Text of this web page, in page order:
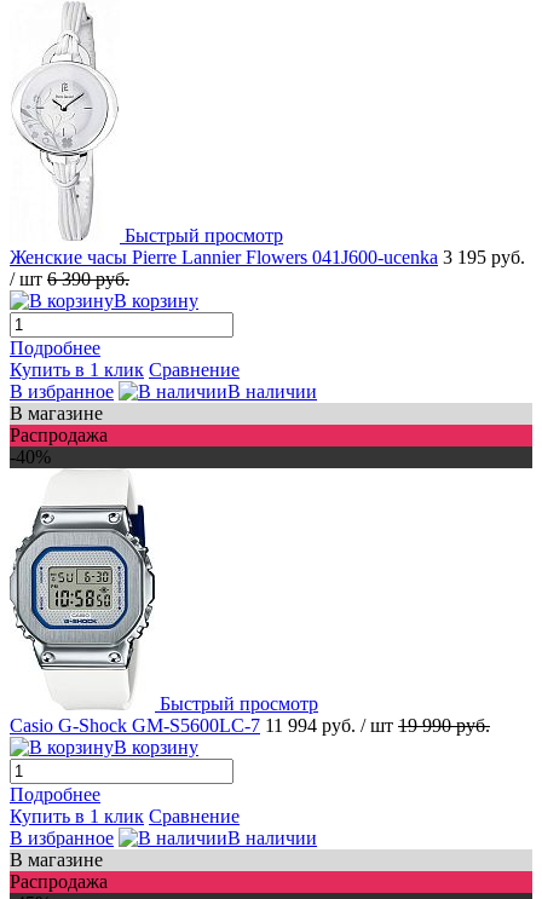
Быстрый просмотр
Женские часы Pierre Lannier Flowers 041J600-ucenka 3 195 руб.
/ шт 6 390 руб.
В корзину
Подробнее
Купить в 1 клик Сравнение
В избранное
В наличии
В магазине
Распродажа
-40%
Быстрый просмотр
Casio G-Shock GM-S5600LC-7 11 994 руб. / шт 19 990 руб.
В корзину
Подробнее
Купить в 1 клик Сравнение
В избранное
В наличии
В магазине
Распродажа